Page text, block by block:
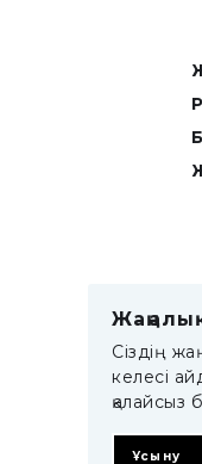
Сіздің
келесі
қалайсыз
Ұсыну